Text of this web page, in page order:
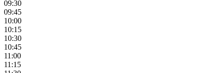
09:30
09:45
10:00
10:15
10:30
10:45
11:00
11:15